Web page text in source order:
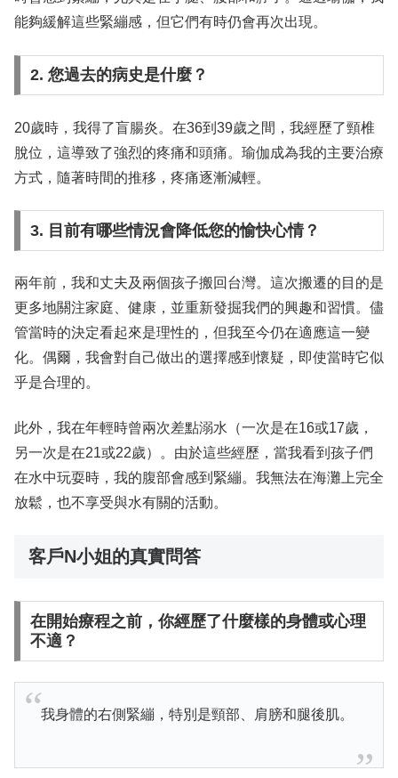
能夠緩解這些緊繃感，但它們有時仍會再次出現。
2. 您過去的病史是什麼？
20歲時，我得了盲腸炎。在36到39歲之間，我經歷了頸椎
脫位，這導致了強烈的疼痛和頭痛。瑜伽成為我的主要治療
方式，隨著時間的推移，疼痛逐漸減輕。
3. 目前有哪些情況會降低您的愉快心情？
兩年前，我和丈夫及兩個孩子搬回台灣。這次搬遷的目的是
更多地關注家庭、健康，並重新發掘我們的興趣和習慣。儘
管當時的決定看起來是理性的，但我至今仍在適應這一變
化。偶爾，我會對自己做出的選擇感到懷疑，即使當時它似
乎是合理的。
此外，我在年輕時曾兩次差點溺水（一次是在16或17歲，
另一次是在21或22歲）。由於這些經歷，當我看到孩子們
在水中玩耍時，我的腹部會感到緊繃。我無法在海灘上完全
放鬆，也不享受與水有關的活動。
客戶N小姐的真實問答
在開始療程之前，你經歷了什麼樣的身體或心理
不適？
我身體的右側緊繃，特別是頸部、肩膀和腿後肌。